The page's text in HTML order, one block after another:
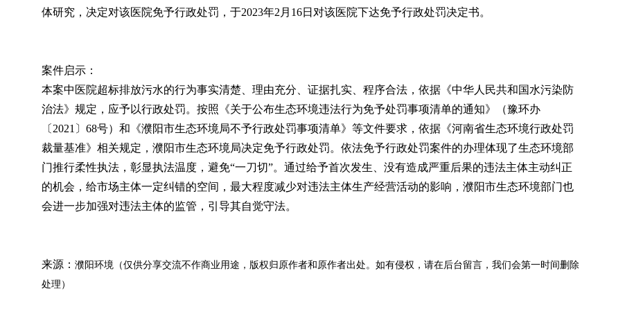
体研究，决定对该医院免予行政处罚，于2023年2月16日对该医院下达免予行政处罚决定书。
案件启示：
本案中医院超标排放污水的行为事实清楚、理由充分、证据扎实、程序合法，依据《中华人民共和国水污染防
治法》规定，应予以行政处罚。按照《关于公布生态环境违法行为免予处罚事项清单的通知》（豫环办
〔2021〕68号）和《濮阳市生态环境局不予行政处罚事项清单》等文件要求，依据《河南省生态环境行政处罚
裁量基准》相关规定，濮阳市生态环境局决定免予行政处罚。依法免予行政处罚案件的办理体现了生态环境部
门推行柔性执法，彰显执法温度，避免“一刀切”。通过给予首次发生、没有造成严重后果的违法主体主动纠正
的机会，给市场主体一定纠错的空间，最大程度减少对违法主体生产经营活动的影响，濮阳市生态环境部门也
会进一步加强对违法主体的监管，引导其自觉守法。
来源： 濮阳环境（仅供分享交流不作商业用途，版权归原作者和原作者出处。如有侵权，请在后台留言，我们会第一时间删除
处理）